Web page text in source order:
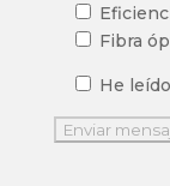
Fibra
He